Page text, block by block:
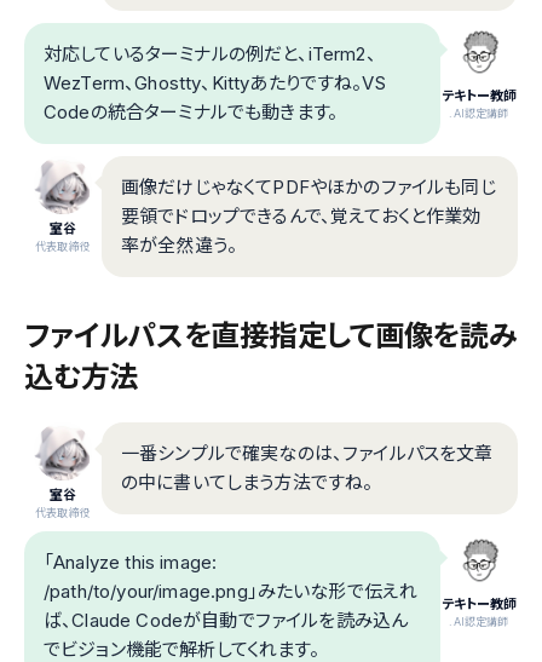
テキトー教師
.AI認定講師
対応しているターミナルの例だと、iTerm2、
WezTerm、Ghostty、Kittyあたりですね。VS
Codeの統合ターミナルでも動きます。
室谷
代表取締役
画像だけじゃなくてPDFやほかのファイルも同じ
要領でドロップできるんで、覚えておくと作業効
率が全然違う。
ファイルパスを直接指定して画像を読み
込む方法
室谷
代表取締役
一番シンプルで確実なのは、ファイルパスを文章
の中に書いてしまう方法ですね。
テキトー教師
.AI認定講師
「Analyze this image:
/path/to/your/image.png」みたいな形で伝えれ
ば、Claude Codeが自動でファイルを読み込ん
でビジョン機能で解析してくれます。